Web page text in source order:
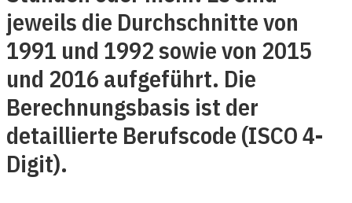
jeweils die Durchschnitte von
1991 und 1992 sowie von 2015
und 2016 aufgeführt. Die
Berechnungsbasis ist der
detaillierte Berufscode (ISCO 4-
Digit).